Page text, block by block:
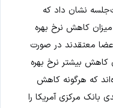
نشان داد که
میزان کاهش نرخ بهره
معتقدند در صورت
بیشتر نرخ بهره
که هرگونه کاهش
هدف تورمی ۲ درصدی بانک مرکزی آمریکا را